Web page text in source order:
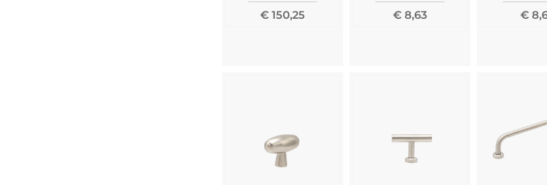
€ 150,25 € 8,63 €